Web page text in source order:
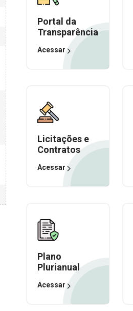
Portal da
Transparência
Acessar
Licitações e
Contratos
Acessar
Plano
Plurianual
Acessar